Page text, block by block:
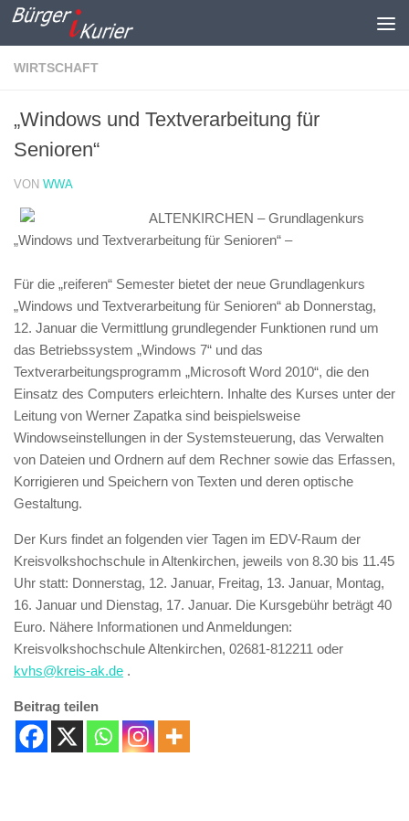
Zum Inhalt springen
WIRTSCHAFT
„Windows und Textverarbeitung für
Senioren“
VON WWA
ALTENKIRCHEN – Grundlagenkurs
„Windows und Textverarbeitung für Senioren“ –
Für die „reiferen“ Semester bietet der neue Grundlagenkurs
„Windows und Textverarbeitung für Senioren“ ab Donnerstag,
12. Januar die Vermittlung grundlegender Funktionen rund um
das Betriebssystem „Windows 7“ und das
Textverarbeitungsprogramm „Microsoft Word 2010“, die den
Einsatz des Computers erleichtern. Inhalte des Kurses unter der
Leitung von Werner Zapatka sind beispielsweise
Windowseinstellungen in der Systemsteuerung, das Verwalten
von Dateien und Ordnern auf dem Rechner sowie das Erfassen,
Korrigieren und Speichern von Texten und deren optische
Gestaltung.
Der Kurs findet an folgenden vier Tagen im EDV-Raum der
Kreisvolkshochschule in Altenkirchen, jeweils von 8.30 bis 11.45
Uhr statt: Donnerstag, 12. Januar, Freitag, 13. Januar, Montag,
16. Januar und Dienstag, 17. Januar. Die Kursgebühr beträgt 40
Euro. Nähere Informationen und Anmeldungen:
Kreisvolkshochschule Altenkirchen, 02681-812211 oder
kvhs@kreis-ak.de .
Beitrag teilen